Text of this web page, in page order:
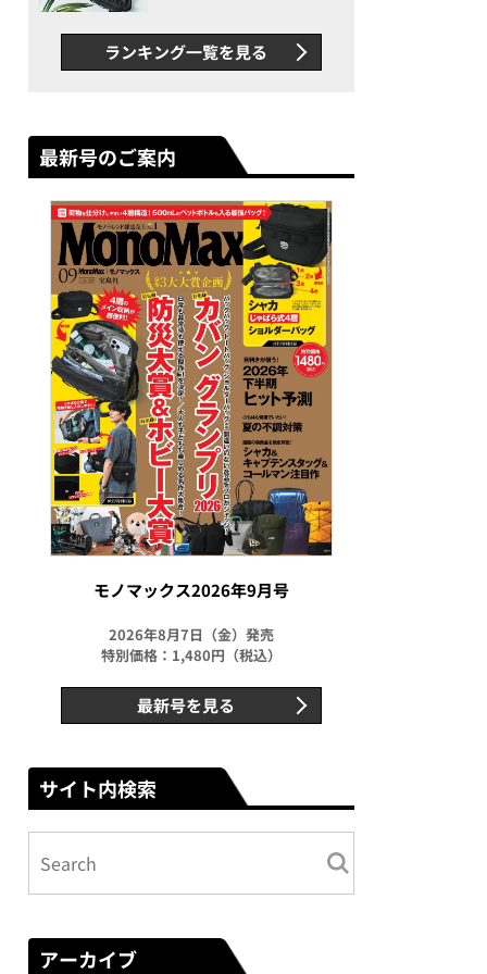
しやすさも過去最高レベルだ
った！
ランキング一覧を見る
最新号のご案内
モノマックス2026年9月号
2026年8月7日（金）発売
特別価格：1,480円（税込）
最新号を見る
サイト内検索
アーカイブ